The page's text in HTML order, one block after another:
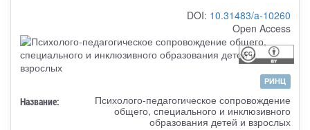
DOI: 10.31483/a-10260
Open Access
РИНЦ
Название:
Психолого-педагогическое сопровождение
общего, специального и инклюзивного
образования детей и взрослых